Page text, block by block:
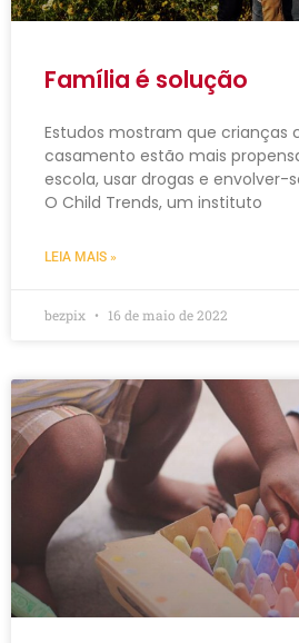
Família é solução
Estudos mostram que crianças
casamento estão mais
escola, usar drogas e envolver-
O Child Trends, um instituto
LEIA MAIS »
bezpix 16 de maio de 2022